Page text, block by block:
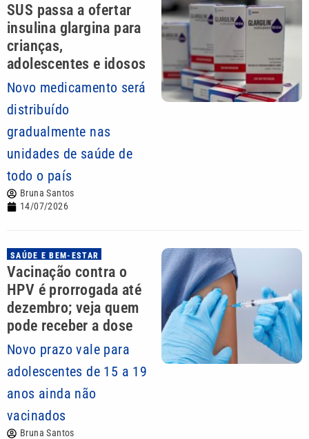
SUS passa a ofertar
insulina glargina para
crianças,
adolescentes e idosos
Novo medicamento será
distribuído
gradualmente nas
unidades de saúde de
todo o país
Bruna Santos
14/07/2026
SAÚDE E BEM-ESTAR
Vacinação contra o
HPV é prorrogada até
dezembro; veja quem
pode receber a dose
Novo prazo vale para
adolescentes de 15 a 19
anos ainda não
vacinados
Bruna Santos